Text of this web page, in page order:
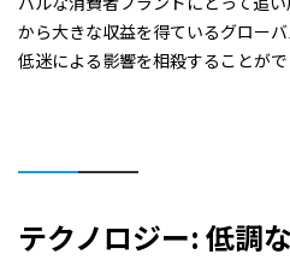
から大きな収益を得ているグロー
低迷による影響を相殺することがで
テクノロジー: 低調